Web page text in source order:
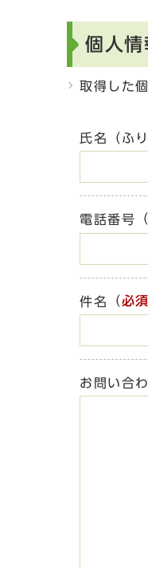
個人情
取得した
氏名（ふ
電話番号
件名 （必須
お問い合